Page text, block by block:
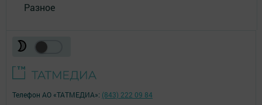
Разное
Телефон АО «ТАТМЕДИА»: (843) 222 09 84